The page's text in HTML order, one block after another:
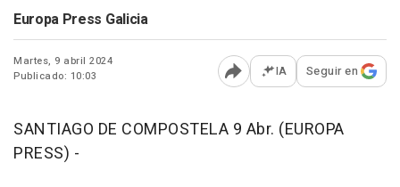
Europa Press Galicia
Martes, 9 abril 2024
Publicado: 10:03
Abrir opciones para
IA Seguir en
SANTIAGO DE COMPOSTELA 9 Abr. (EUROPA
PRESS) -